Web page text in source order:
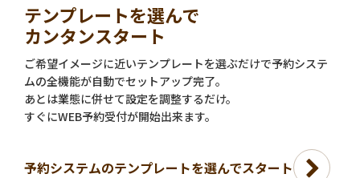
テンプレートを選んで
カンタンスタート
ご希望イメージに近いテンプレートを選ぶだけで予約システ
ムの全機能が自動でセットアップ完了。
あとは業態に併せて設定を調整するだけ。
すぐにWEB予約受付が開始出来ます。
予約システムのテンプレートを選んでスタート